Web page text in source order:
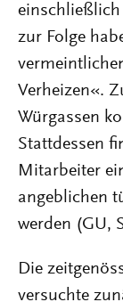
einschließlich
zur Folge
Verheizen«.
Würgassen
Stattdessen
Mitarbeiter
angeblichen
werden (GU,
Die
versuchte